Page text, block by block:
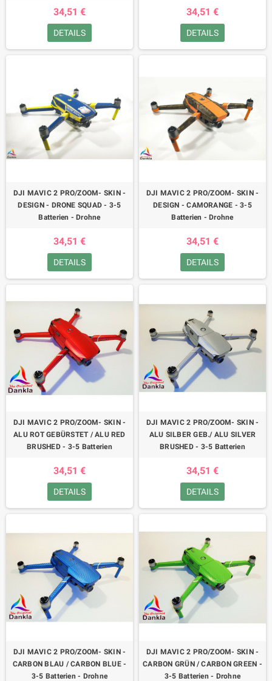
34,51 €
DETAILS
34,51 €
DETAILS
DJI MAVIC 2 PRO/ZOOM- SKIN -
DESIGN - DRONE SQUAD - 3-5
Batterien - Drohne
34,51 €
DETAILS
DJI MAVIC 2 PRO/ZOOM- SKIN -
DESIGN - CAMORANGE - 3-5
Batterien - Drohne
34,51 €
DETAILS
DJI MAVIC 2 PRO/ZOOM- SKIN -
ALU ROT GEBÜRSTET / ALU RED
BRUSHED - 3-5 Batterien
34,51 €
DETAILS
DJI MAVIC 2 PRO/ZOOM- SKIN -
ALU SILBER GEB./ ALU SILVER
BRUSHED - 3-5 Batterien
34,51 €
DETAILS
DJI MAVIC 2 PRO/ZOOM- SKIN -
CARBON BLAU / CARBON BLUE -
3-5 Batterien - Drohne
DJI MAVIC 2 PRO/ZOOM- SKIN -
CARBON GRÜN / CARBON GREEN -
3-5 Batterien - Drohne